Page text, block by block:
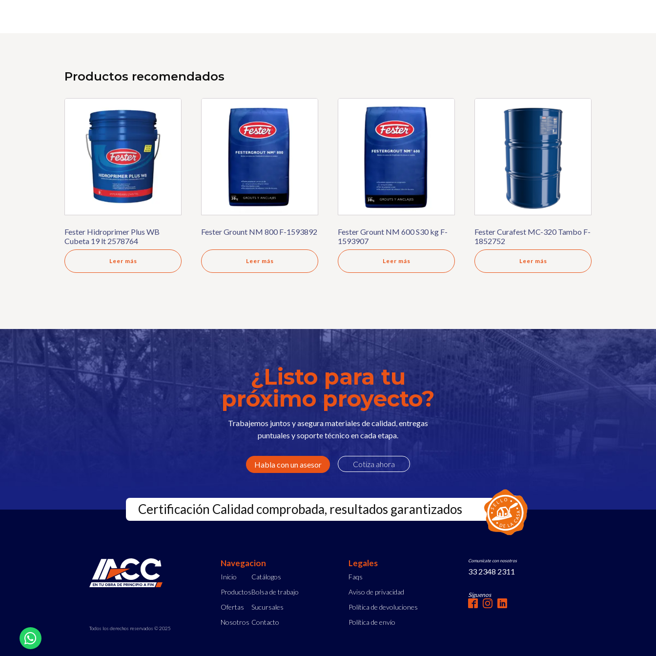
Productos recomendados
Fester Hidroprimer Plus WB
Cubeta 19 lt 2578764
Leer más
Fester Grount NM 800 F-1593892
Leer más
Fester Grount NM 600 S30 kg F-
1593907
Leer más
Fester Curafest MC-320 Tambo F-
1852752
Leer más
¿Listo para tu
próximo proyecto?
Trabajemos juntos y asegura materiales de calidad, entregas
puntuales y soporte técnico en cada etapa.
Habla con un asesor Cotiza ahora
Certificación Calidad comprobada, resultados garantizados
Todos los derechos reservados © 2025
Navegacion
Inicio
Productos
Ofertas
Nosotros
Catálogos
Bolsa de trabajo
Sucursales
Contacto
Legales
Faqs
Aviso de privacidad
Política de devoluciones
Política de envío
Comunícate con nosotros
33 2348 2311
Síguenos